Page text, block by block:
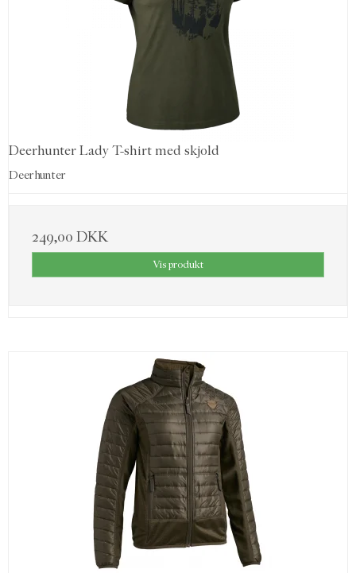
Deerhunter Lady T-shirt med skjold
Deerhunter
249,00 DKK
Vis produkt